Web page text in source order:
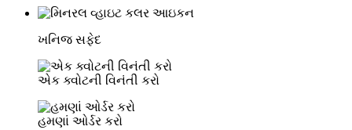
ખનિજ સફેદ
એક ક્વોટની વિનંતી કરો
હમણાં ઓર્ડર કરો